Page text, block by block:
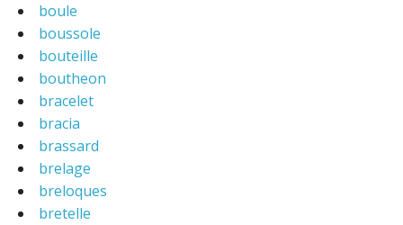
boule
boussole
bouteille
boutheon
bracelet
bracia
brassard
brelage
breloques
bretelle